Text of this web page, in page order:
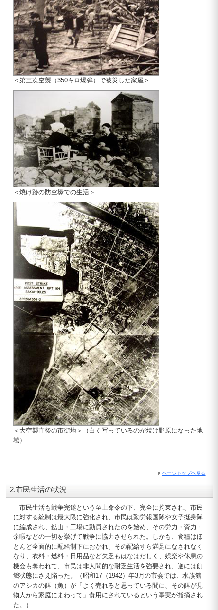
＜第三次空襲（350キロ爆弾）で被災した家屋＞
＜焼け跡の防空壕での生活＞
＜大空襲直後の市街地＞（白く写っているのが焼け野原になった地
域）
ページトップへ戻る
2.市民生活の状況
市民生活も戦争完遂という至上命令の下、完全に拘束され、市民
に対する統制は最大限に強化され、市民は勤労報国隊や女子挺身隊
に編成され、鉱山・工場に動員されたのを始め、その労力・資力・
余暇などの一切を挙げて戦争に協力させられた。しかも、食糧はほ
とんど全面的に配給制下におかれ、その配給すら満足になされなく
なり、衣料・燃料・日用品など欠乏もはなはだしく、娯楽や休息の
機会も奪われて、市民は非人間的な耐乏生活を強要され、遂には飢
餓状態にさえ陥った。（昭和17（1942）年3月の市会では、水族館
のアシカの餌（魚）が「よく売れると思っている間に、その餌が見
物人から家庭にまわって」食用にされているという事実が指摘され
た。）